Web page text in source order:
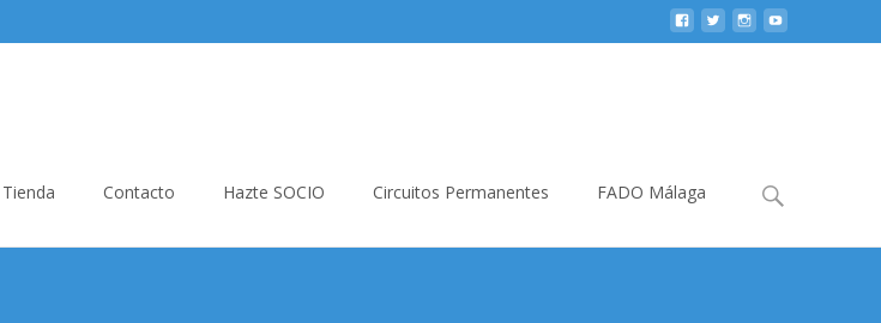
Tienda Contacto Hazte SOCIO Circuitos Permanentes FADO Málaga Buscar: